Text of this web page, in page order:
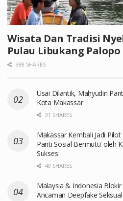
Wisata Dan Tradisi
Pulau Libukang Palopo
388 SHARES
Usai Dilantik, Mahyudin
Kota Makassar
31 SHARES
Makassar Kembali Jadi
Panti Sosial Bermutu’ oleh
Sukses
40 SHARES
Malaysia & Indonesia
Ancaman Deepfake